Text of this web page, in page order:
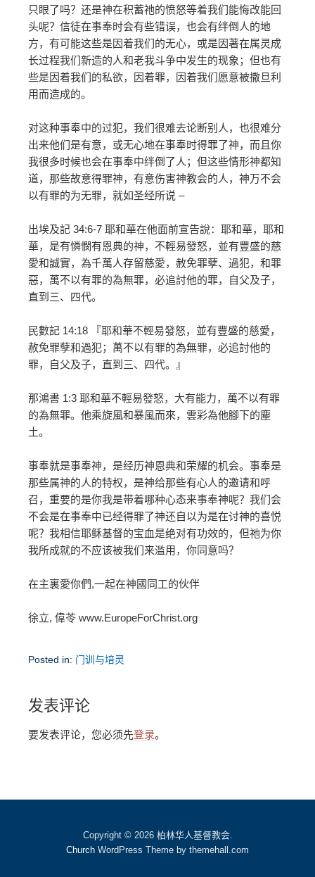
只眼了吗？还是神在积蓄祂的愤怒等着我们能悔改能回
头呢？信徒在事奉时会有些错误，也会有绊倒人的地
方，有可能这些是因着我们的无心，或是因著在属灵成
长过程我们新造的人和老我斗争中发生的现象；但也有
些是因着我们的私欲，因着罪，因着我们愿意被撒旦利
用而造成的。
对这种事奉中的过犯，我们很难去论断别人，也很难分
出来他们是有意，或无心地在事奉时得罪了神，而且你
我很多时候也会在事奉中绊倒了人；但这些情形神都知
道，那些故意得罪神，有意伤害神教会的人，神万不会
以有罪的为无罪，就如圣经所说 –
出埃及記 34:6-7 耶和華在他面前宣告說：耶和華，耶和
華，是有憐憫有恩典的神，不輕易發怒，並有豐盛的慈
愛和誠實，為千萬人存留慈愛，赦免罪孽、過犯，和罪
惡，萬不以有罪的為無罪，必追討他的罪，自父及子，
直到三、四代。
民數記 14:18 『耶和華不輕易發怒，並有豐盛的慈愛，
赦免罪孽和過犯；萬不以有罪的為無罪，必追討他的
罪，自父及子，直到三、四代。』
那鴻書 1:3 耶和華不輕易發怒，大有能力，萬不以有罪
的為無罪。他乘旋風和暴風而來，雲彩為他腳下的塵
土。
事奉就是事奉神，是经历神恩典和荣耀的机会。事奉是
那些属神的人的特权，是神给那些有心人的邀请和呼
召，重要的是你我是带着哪种心态来事奉神呢？我们会
不会是在事奉中已经得罪了神还自以为是在讨神的喜悦
呢？我相信耶稣基督的宝血是绝对有功效的，但祂为你
我所成就的不应该被我们来滥用，你同意吗？
在主裏愛你們,一起在神國同工的伙伴
徐立, 偉苓 www.EuropeForChrist.org
Posted in: 门训与培灵
发表评论
要发表评论，您必须先登录。
Copyright © 2026 柏林华人基督教会.
Church WordPress Theme by themehall.com